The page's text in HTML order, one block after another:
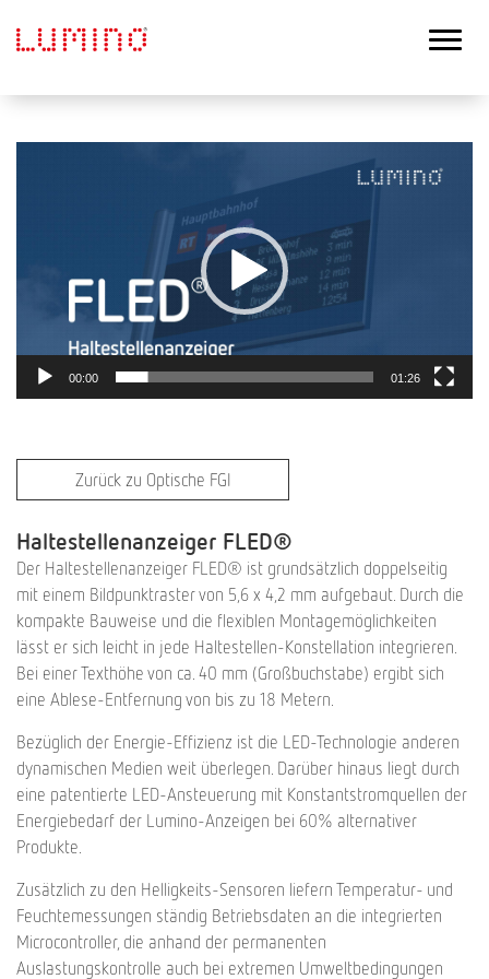
00:00 01:26
Zurück zu Optische FGI
Haltestellenanzeiger FLED®
Der Haltestellenanzeiger FLED® ist grundsätzlich doppelseitig
mit einem Bildpunktraster von 5,6 x 4,2 mm aufgebaut. Durch die
kompakte Bauweise und die flexiblen Montagemöglichkeiten
lässt er sich leicht in jede Haltestellen-Konstellation integrieren.
Bei einer Texthöhe von ca. 40 mm (Großbuchstabe) ergibt sich
eine Ablese-Entfernung von bis zu 18 Metern.
Bezüglich der Energie-Effizienz ist die LED-Technologie anderen
dynamischen Medien weit überlegen. Darüber hinaus liegt durch
eine patentierte LED-Ansteuerung mit Konstantstromquellen der
Energiebedarf der Lumino-Anzeigen bei 60% alternativer
Produkte.
Zusätzlich zu den Helligkeits-Sensoren liefern Temperatur- und
Feuchtemessungen ständig Betriebsdaten an die integrierten
Microcontroller, die anhand der permanenten
Auslastungskontrolle auch bei extremen Umweltbedingungen